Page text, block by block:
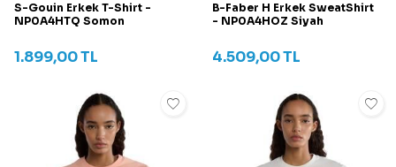
S-Gouin Erkek T-Shirt -
NP0A4HTQ Somon
1.899,00TL
B-Faber H Erkek SweatShirt
- NP0A4HOZ Siyah
4.509,00TL